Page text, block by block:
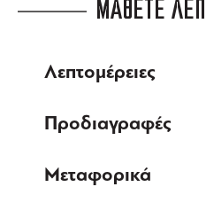
ΜΑΘΕΤΕ
Λεπτομέρειες
Προδιαγραφές
Μεταφορικά